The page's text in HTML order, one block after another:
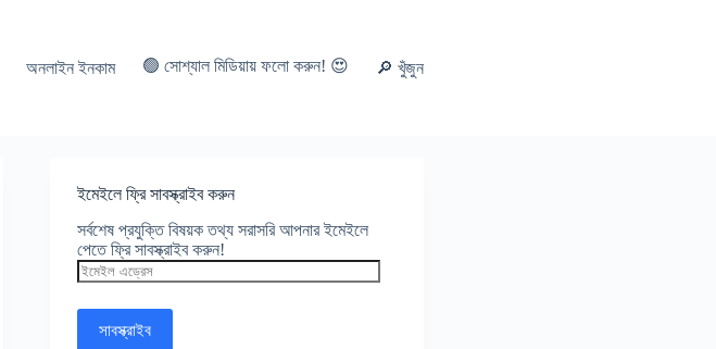
অনলাইন ইনকাম 🟢 সোশ্যাল মিডিয়ায় ফলো করুন! 😍 🔎 খুঁজুন
ইমেইলে ফ্রি সাবস্ক্রাইব করুন
সর্বশেষ প্রযুক্তি বিষয়ক তথ্য সরাসরি আপনার ইমেইলে
পেতে ফ্রি সাবস্ক্রাইব করুন!
ইমেইল
এড্রেস
সাবস্ক্রাইব